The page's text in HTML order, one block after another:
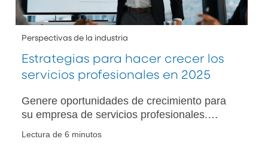
Perspectivas de la industria
Estrategias para hacer crecer los
servicios profesionales en 2025
Genere oportunidades de crecimiento para
su empresa de servicios profesionales.
Lectura de 6 minutos